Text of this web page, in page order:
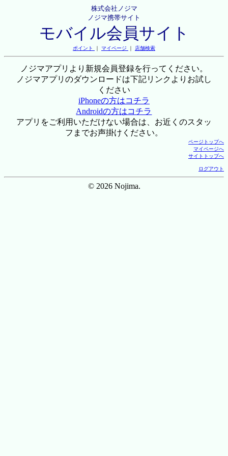
株式会社ノジマ
ノジマ携帯サイト
モバイル会員サイト
ポイント ｜ マイページ ｜ 店舗検索
ノジマアプリより新規会員登録を行ってください。
ノジマアプリのダウンロードは下記リンクよりお試し
ください
iPhoneの方はコチラ
Androidの方はコチラ
アプリをご利用いただけない場合は、お近くのスタッ
フまでお声掛けください。
ページトップへ
マイページへ
サイトトップへ
ログアウト
© 2026 Nojima.